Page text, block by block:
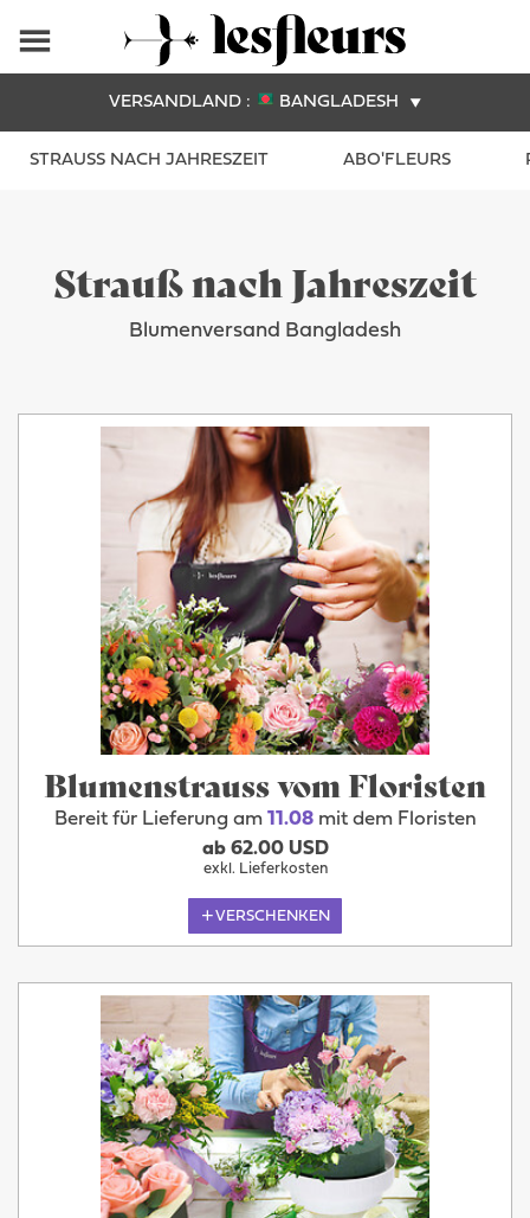
VERSANDLAND : BANGLADESH
STRAUSS NACH JAHRESZEIT ABO'FLEURS
Strauß nach Jahreszeit
Blumenversand Bangladesh
Blumenstrauss vom Floristen
Bereit für Lieferung am 11.08mit dem Floristen
ab 62.00 USD
exkl. Lieferkosten
VERSCHENKEN